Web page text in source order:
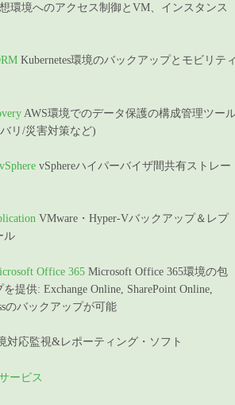
環境へのアクセス制御とVM、インスタンス
Kubernetes環境のバックアップとモビリテ
AWS環境でのデータ保護の構成管理ツー
リ/災害対策など)
vSphereハイパーバイザ間共有ストレー
VMware・Hyper-Vバックアップ＆レプ
ル
Office 365 Microsoft Office 365環境の包
提供: Exchange Online, SharePoint Online,
のバックアップが可能
対応監視&レポーティング・ソフト
ービス